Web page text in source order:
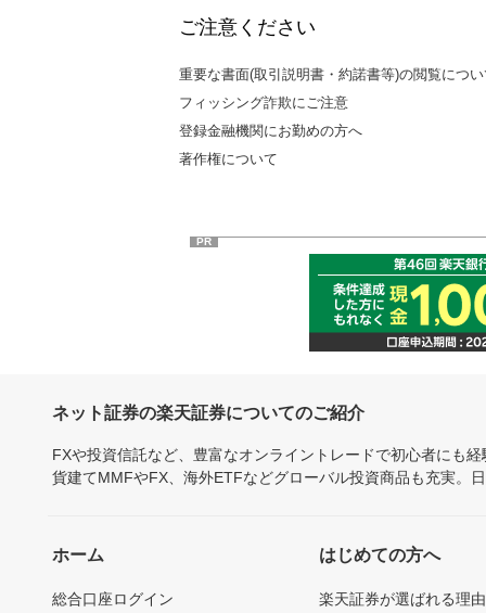
ご注意ください
重要な書面(取引説明書・約諾書等)の閲覧につ
フィッシング詐欺にご注意
登録金融機関にお勤めの方へ
著作権について
PR
ネット証券の楽天証券についてのご紹介
FXや投資信託など、豊富なオンライントレードで初心者にも
貨建てMMFやFX、海外ETFなどグローバル投資商品も充実。
ホーム
総合口座ログイン
はじめての方へ
楽天証券が選ばれる理由